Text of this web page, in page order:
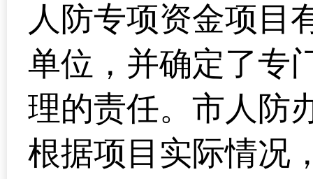
人防专项资金项目
单位，并确定了专
理的责任。市人防
根据项目实际情况